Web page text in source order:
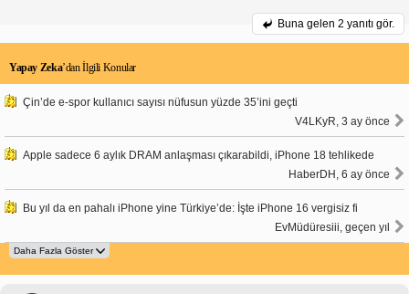
Buna gelen 2 yanıtı gör.
Yapay Zeka’dan İlgili Konular
Çin’de e-spor kullanıcı sayısı nüfusun yüzde 35’ini geçti
V4LKyR, 3 ay önce
Apple sadece 6 aylık DRAM anlaşması çıkarabildi, iPhone 18 tehlikede
HaberDH, 6 ay önce
Bu yıl da en pahalı iPhone yine Türkiye’de: İşte iPhone 16 vergisiz fi
EvMüdüresiii, geçen yıl